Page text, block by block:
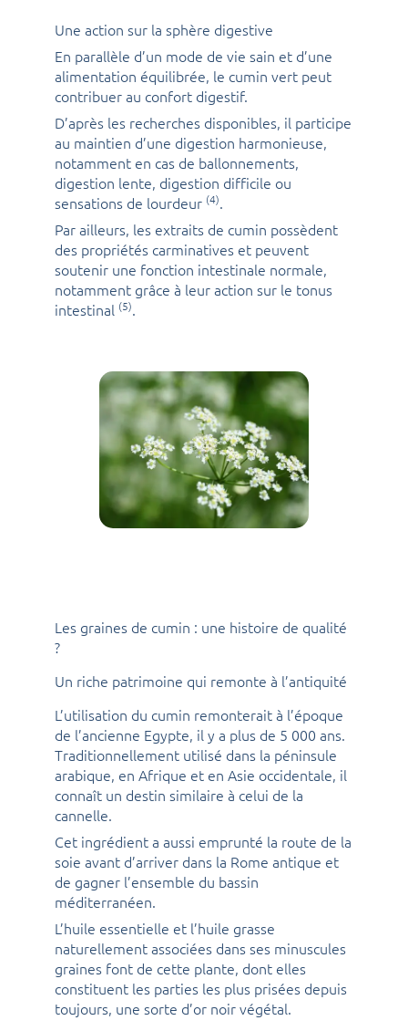
Une action sur la sphère digestive
En parallèle d’un mode de vie sain et d’une
alimentation équilibrée, le cumin vert peut
contribuer au confort digestif.
D’après les recherches disponibles, il participe
au maintien d’une digestion harmonieuse,
notamment en cas de ballonnements,
digestion lente, digestion difficile ou
sensations de lourdeur (4).
Par ailleurs, les extraits de cumin possèdent
des propriétés carminatives et peuvent
soutenir une fonction intestinale normale,
notamment grâce à leur action sur le tonus
intestinal (5).
Les graines de cumin : une histoire de qualité
?
Un riche patrimoine qui remonte à l’antiquité
L’utilisation du cumin remonterait à l’époque
de l’ancienne Egypte, il y a plus de 5 000 ans.
Traditionnellement utilisé dans la péninsule
arabique, en Afrique et en Asie occidentale, il
connaît un destin similaire à celui de la
cannelle.
Cet ingrédient a aussi emprunté la route de la
soie avant d’arriver dans la Rome antique et
de gagner l’ensemble du bassin
méditerranéen.
L’huile essentielle et l’huile grasse
naturellement associées dans ses minuscules
graines font de cette plante, dont elles
constituent les parties les plus prisées depuis
toujours, une sorte d’or noir végétal.